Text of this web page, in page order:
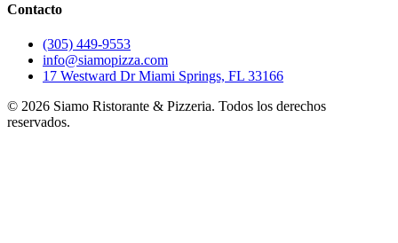
Contacto
(305) 449-9553
info@siamopizza.com
17 Westward Dr Miami Springs, FL 33166
© 2026 Siamo Ristorante & Pizzeria. Todos los derechos
reservados.